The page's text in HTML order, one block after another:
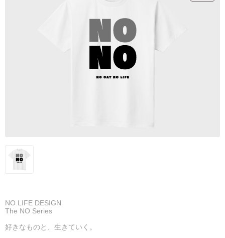
NO LIFE DESIGN
The NO Series
好きなものと、生きていく。